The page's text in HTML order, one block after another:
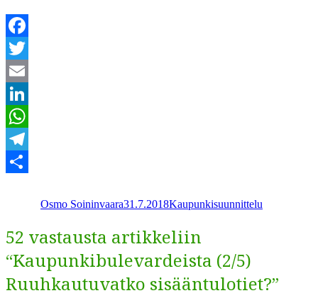
Facebook
Twitter
Email
LinkedIn
WhatsApp
Telegram
Osmo Soininvaara31.7.2018Kaupunkisuunnittelu
52 vastausta artikkeliin
“Kaupunkibulevardeista (2/5)
Ruuhkautuvatko sisääntulotiet?”